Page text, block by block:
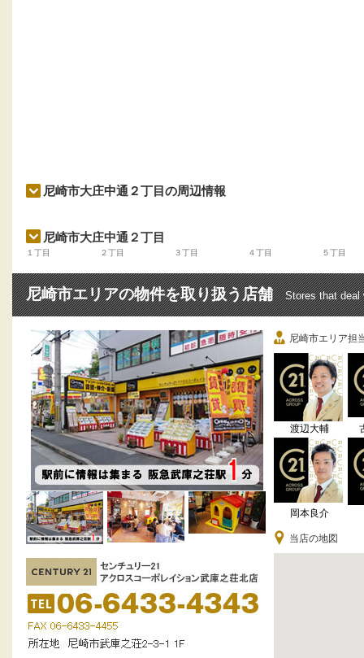
尼崎市大庄中通２丁目の周辺情報
尼崎市大庄中通２丁目
１丁目 ２丁目 ３丁目 ４丁目 ５丁目
尼崎市エリアの物件を取り扱う店舗 Stores that deal
尼崎市エリア担
渡辺大輔
岡本良介
当店の地図